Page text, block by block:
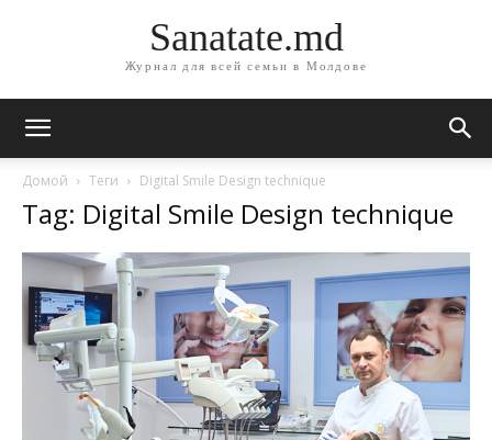
Sanatate.md
Журнал для всей семьи в Молдове
Домой Теги Digital Smile Design technique
Tag: Digital Smile Design technique